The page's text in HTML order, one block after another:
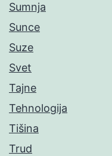
Sumnja
Sunce
Suze
Svet
Tajne
Tehnologija
Tišina
Trud